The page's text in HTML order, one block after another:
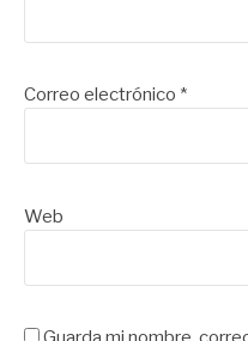
Correo electrónico *
Web